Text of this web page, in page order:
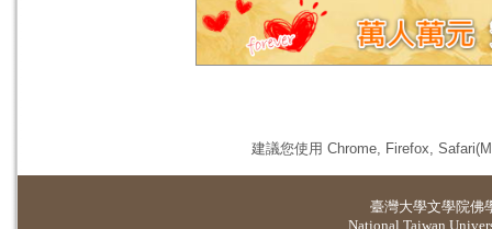
建議您使用 Chrome, Firefox,
臺灣大學文學院佛
National Taiwan